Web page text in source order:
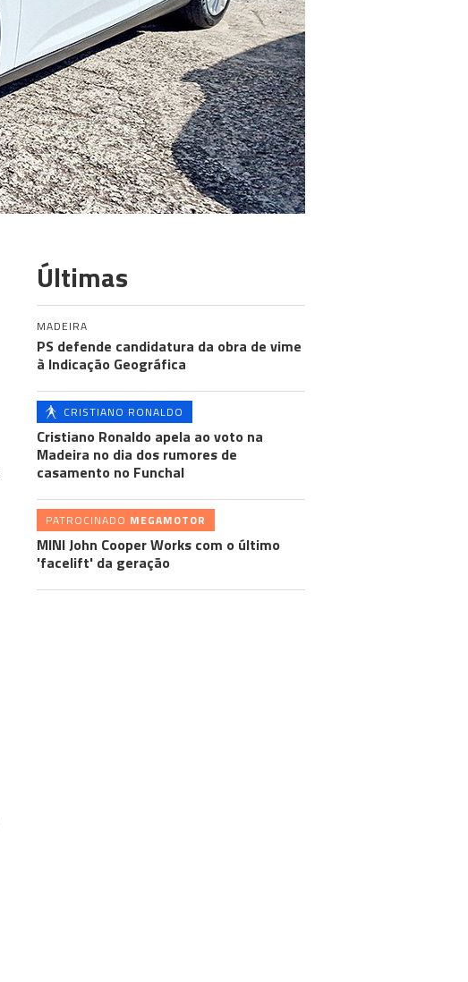
Últimas
MADEIRA
PS defende candidatura da obra de vime
à Indicação Geográfica
CRISTIANO RONALDO
Cristiano Ronaldo apela ao voto na
Madeira no dia dos rumores de
casamento no Funchal
PATROCINADO MEGAMOTOR
MINI John Cooper Works com o último
'facelift' da geração